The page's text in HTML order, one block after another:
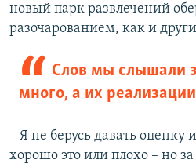
новый парк развлечений
разочарованием, как и
Слов мы слышали
много, а их
– Я не берусь давать оценку
хорошо это или плохо – но